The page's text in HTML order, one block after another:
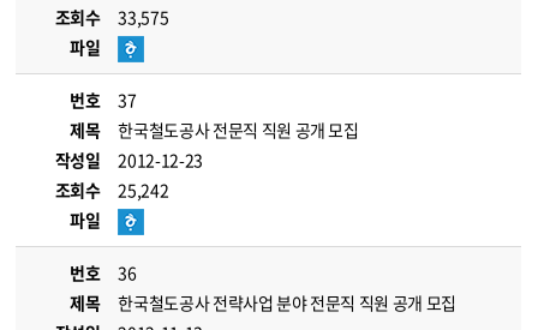
조회수
33,575
파일
번호
37
제목
한국철도공사 전문직 직원 공개 모집
작성일
2012-12-23
조회수
25,242
파일
번호
36
제목
한국철도공사 전략사업 분야 전문직 직원 공개 모집